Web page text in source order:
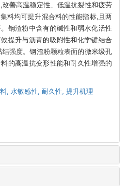
善高温稳定性、低温抗裂性和疲劳
料均可提升混合料的性能指标,且两
钢渣粉中含有的碱性和弱水化活性
提升与沥青的吸附性和化学键结合
强度。钢渣粉颗粒表面的微米级孔
的高温抗变形性能和耐久性增强的
, 水敏感性, 耐久性, 提升机理